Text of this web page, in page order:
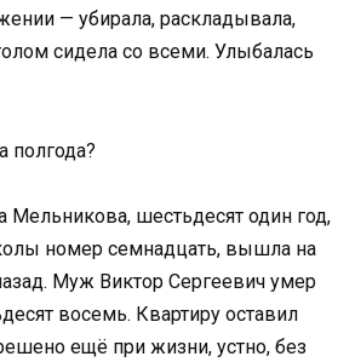
— убирала, раскладывала,
сидела со всеми. Улыбалась
полгода?
Мельникова, шестьдесят один год,
номер семнадцать, вышла на
Муж Виктор Сергеевич умер
восемь. Квартиру оставил
ещё при жизни, устно, без